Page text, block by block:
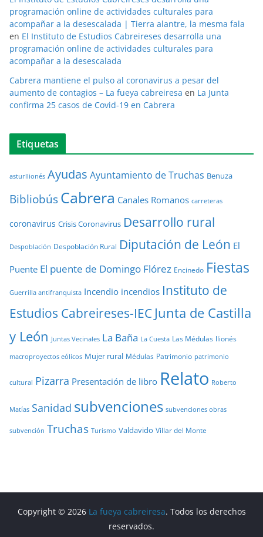
programación online de actividades culturales para
acompañar a la desescalada | Tierra alantre, la mesma fala
en El Instituto de Estudios Cabreireses desarrolla una
programación online de actividades culturales para
acompañar a la desescalada
Cabrera mantiene el pulso al coronavirus a pesar del
aumento de contagios – La fueya cabreiresa en La Junta
confirma 25 casos de Covid-19 en Cabrera
Etiquetas
asturllionés Ayudas Ayuntamiento de Truchas Benuza
BibliobúsCabrera Canales Romanos carreteras
coronavirus Crisis Coronavirus Desarrollo rural
Despoblación Despoblación Rural Diputación de León El
Puente El puente de Domingo Flórez Encinedo Fiestas
Guerrilla antifranquista Incendio incendios Instituto de
Estudios Cabreireses-IEC Junta de Castilla
y León Juntas Vecinales La Baña La Cuesta Las Médulas llionés
macroproyectos eólicos Mujer rural Médulas Patrimonio patrimonio
cultural Pizarra Presentación de libro Relato Roberto
Matías Sanidad subvenciones subvenciones obras
subvención Truchas Turismo Valdavido Villar del Monte
Copyright © 2026 La fueya cabreiresa. Todos los derechos
reservados.